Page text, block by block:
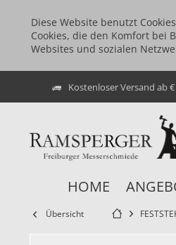
Diese Website benutzt
Cookies, die den Komfort bei
Websites und sozialen
Kostenloser Versand ab €
HOME
Übersicht